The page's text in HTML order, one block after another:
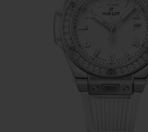
осуществляются одним
представлен в черном или
корпус из золота
установлен автоматический
1120 с частотой 28 800
час, 40-часовым запасом хода и